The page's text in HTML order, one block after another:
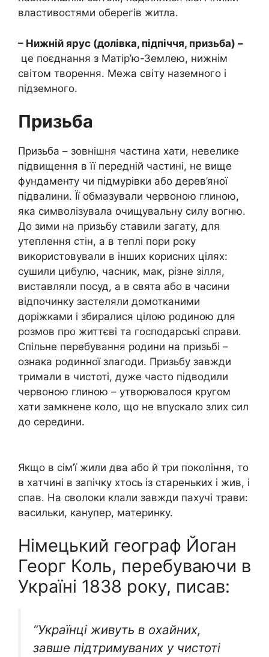
властивостями оберегів житла.
– Нижній ярус (долівка, підпіччя, призьба) –
це поєднання з Матір’ю-Землею, нижнім
світом творення. Межа світу наземного і
підземного.
Призьба
Призьба – зовнішня частина хати, невелике
підвищення в її передній частині, не вище
фундаменту чи підмурівки або дерев’яної
підвалини. Її обмазували червоною глиною,
яка символізувала очищувальну силу вогню.
До зими на призьбу ставили загату, для
утеплення стін, а в теплі пори року
використовували в інших корисних цілях:
сушили цибулю, часник, мак, різне зілля,
виставляли посуд, а в свята або в часини
відпочинку застеляли домотканими
доріжками і збиралися цілою родиною для
розмов про життєві та господарські справи.
Спільне перебування родини на призьбі –
ознака родинної злагоди. Призьбу завжди
тримали в чистоті, дуже часто підводили
червоною глиною – утворювалося кругом
хати замкнене коло, що не впускало злих сил
до середини.
Якщо в сім’ї жили два або й три покоління, то
в хатчині в запічку хтось із стареньких і жив, і
спав. На сволоки клали завжди пахучі трави:
васильки, канупер, материнку.
Німецький географ Йоган
Георг Коль, перебуваючи в
Україні 1838 року, писав:
“Українці живуть в охайних,
завше підтримуваних у чистоті